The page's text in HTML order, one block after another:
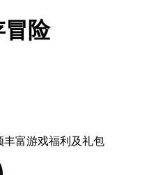
冒险
丰富游戏福利 及礼包